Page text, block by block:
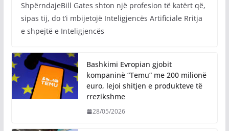
ShpërndajeBill Gates shton një profesion të katërt që,
sipas tij, do t’i mbijetojë Inteligjencës Artificiale Rritja
e shpejtë e Inteligjencës
Bashkimi Evropian gjobit
kompaninë “Temu” me 200 milionë
euro, lejoi shitjen e produkteve të
rrezikshme
28/05/2026